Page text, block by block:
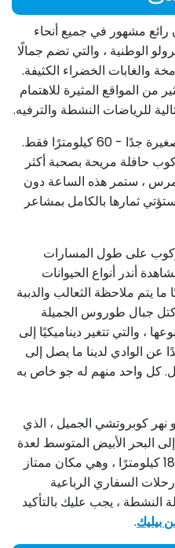
مشهور في جميع أنحاء
الوطنية ، والتي تضم جمالًا
والغابات الخضراء الكثيفة.
من المواقع المثيرة للاهتمام
للرياضات النشطة والترفيه.
المسافة إلى هذا الموقع الخلاب صغيرة جدًا - 60 كيلومترًا فقط.
حافلة مريحة بصحبة أكثر
، ستمر هذه الساعة دون
ثمارها بالكامل بمشاعر
على طول المسارات
أندر أنواع الحيوانات
ما يتم ملاحظة الثعالب والدببة
كتل جبال طوروس الجميلة
، والتي تتغير ديناميكيًا إلى
عن الوادي لدينا ما يصل إلى
كل واحد منهم له جو خاص به
نهر كوبروتشي الجميل ، الذي
البحر الأبيض المتوسط ​​لعدة
قرون. تبلغ هذه المسافة حوالي 183 كيلومترًا ، وهي مكان ممتاز
السفاري الرباعية
النشطة ، يجب عليك بالتأكيد
بيليك.